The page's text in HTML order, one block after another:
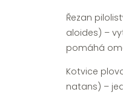
Řezan
aloides) –
pomáhá
Kotvice
natans) –